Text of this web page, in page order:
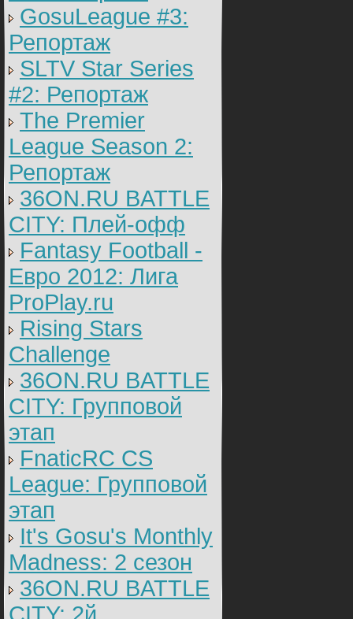
GosuLeague #3:
Репортаж
SLTV Star Series
#2: Репортаж
The Premier
League Season 2:
Репортаж
36ON.RU BATTLE
CITY: Плей-офф
Fantasy Football -
Евро 2012: Лига
ProPlay.ru
Rising Stars
Challenge
36ON.RU BATTLE
CITY: Групповой
этап
FnaticRC CS
League: Групповой
этап
It's Gosu's Monthly
Madness: 2 сезон
36ON.RU BATTLE